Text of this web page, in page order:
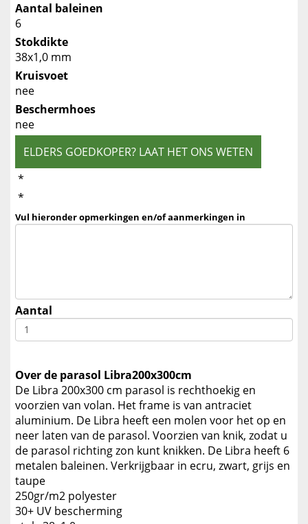
Aantal baleinen
6
Stokdikte
38x1,0 mm
Kruisvoet
nee
Beschermhoes
nee
ELDERS GOEDKOPER? LAAT HET ONS WETEN
*
*
Vul hieronder opmerkingen en/of aanmerkingen in
Aantal
Over de parasol Libra200x300cm
De Libra 200x300 cm parasol is rechthoekig en
voorzien van volan. Het frame is van antraciet
aluminium. De Libra heeft een molen voor het op en
neer laten van de parasol. Voorzien van knik, zodat u
de parasol richting zon kunt knikken. De Libra heeft 6
metalen baleinen. Verkrijgbaar in ecru, zwart, grijs en
taupe
250gr/m2 polyester
30+ UV bescherming